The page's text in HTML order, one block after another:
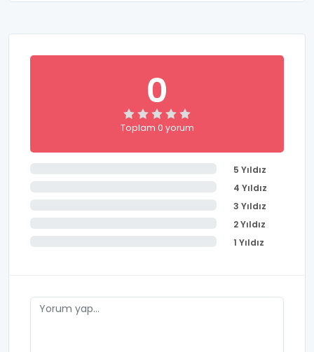
0
Toplam 0 yorum
5 Yıldız
4 Yıldız
3 Yıldız
2 Yıldız
1 Yıldız